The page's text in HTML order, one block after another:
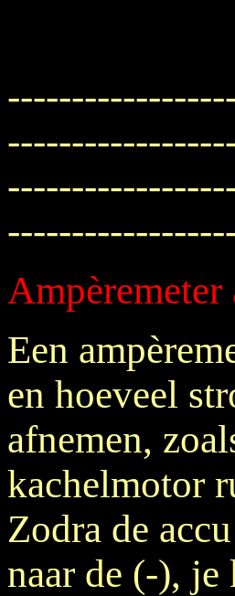
Een
en hoeveel
afnemen,
kachelmotor
Zodra de
naar de (-),